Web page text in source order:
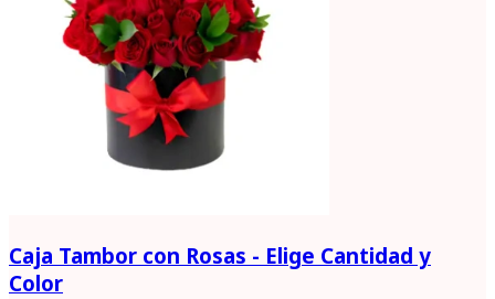
Caja Tambor con Rosas - Elige Cantidad y
Color